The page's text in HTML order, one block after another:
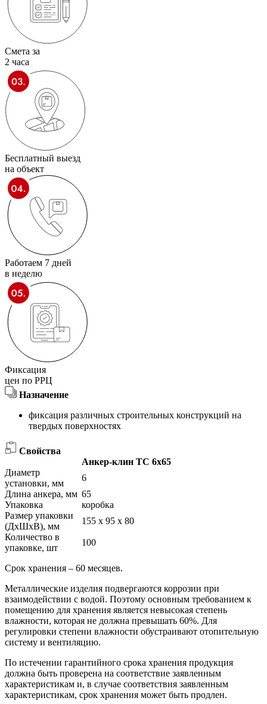
Смета за
2 часа
Бесплатный выезд
на объект
Работаем 7 дней
в неделю
Фиксация
цен по РРЦ
Назначение
фиксация различных строительных конструкций на
твердых поверхностях
Свойства
Анкер-клин ТС 6х65
Диаметр
установки, мм
6
Длина анкера, мм 65
Упаковка
коробка
Размер упаковки
(ДхШхВ), мм
155 х 95 х 80
Количество в
упаковке, шт
100
Срок хранения – 60 месяцев.
Металлические изделия подвергаются коррозии при
взаимодействии с водой. Поэтому основным требованием к
помещению для хранения является невысокая степень
влажности, которая не должна превышать 60%. Для
регулировки степени влажности обустраивают отопительную
систему и вентиляцию.
По истечении гарантийного срока хранения продукция
должна быть проверена на соответствие заявленным
характеристикам и, в случае соответствия заявленным
характеристикам, срок хранения может быть продлен.